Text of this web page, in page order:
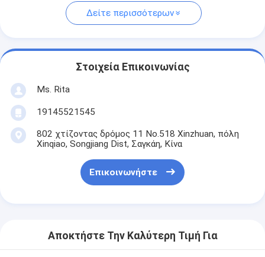
Δείτε περισσότερων
Στοιχεία Επικοινωνίας
Ms. Rita
19145521545
802 χτίζοντας δρόμος 11 No.518 Xinzhuan, πόλη
Xinqiao, Songjiang Dist, Σαγκάη, Κίνα
Επικοινωνήστε
Αποκτήστε Την Καλύτερη Τιμή Για